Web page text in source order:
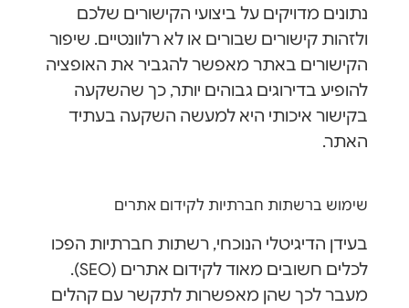
נתונים מדויקים על ביצועי הקישורים שלכם
ולזהות קישורים שבורים או לא רלוונטיים. שיפור
הקישורים באתר מאפשר להגביר את האופציה
להופיע בדירוגים גבוהים יותר, כך שהשקעה
בקישור איכותי היא למעשה השקעה בעתיד
האתר.
שימוש ברשתות חברתיות לקידום אתרים
בעידן הדיגיטלי הנוכחי, רשתות חברתיות הפכו
לכלים חשובים מאוד לקידום אתרים (SEO).
מעבר לכך שהן מאפשרות לתקשר עם קהלים